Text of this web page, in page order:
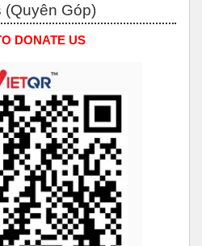
(Quyên Góp)
DONATE US